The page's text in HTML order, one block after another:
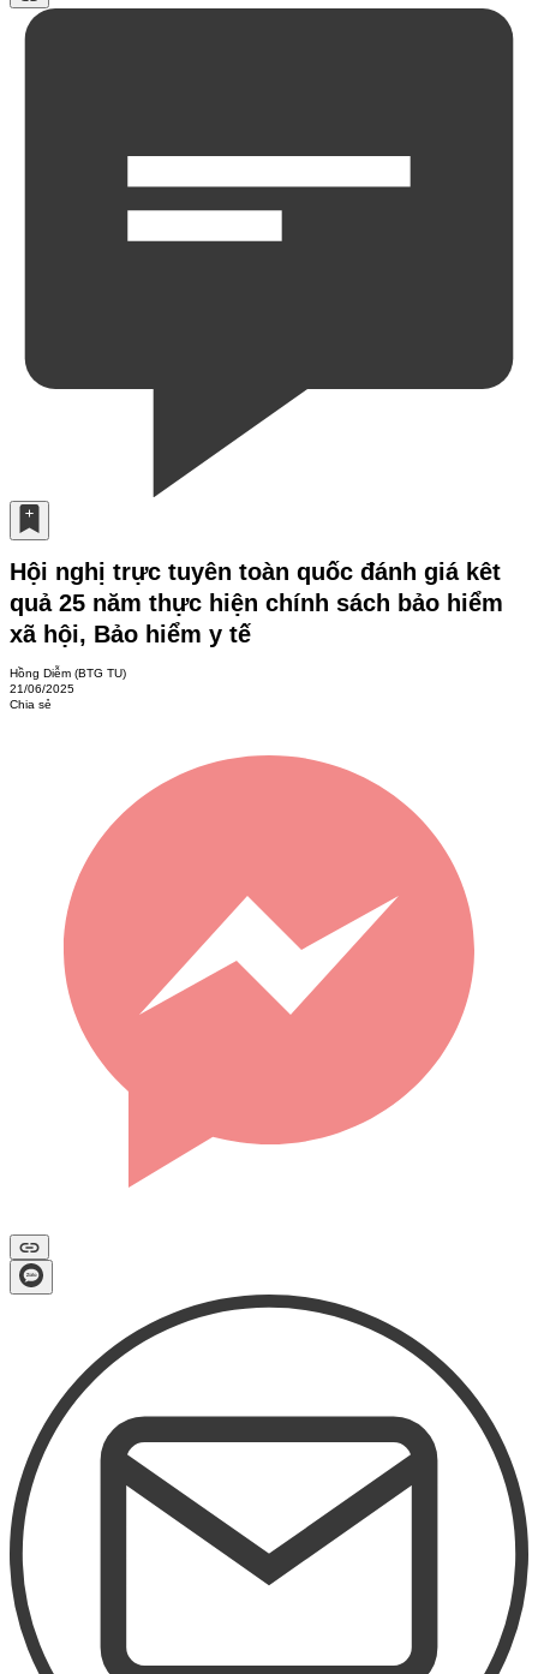
Hội nghị trực tuyên toàn quốc đánh giá kêt
quả 25 năm thực hiện chính sách bảo hiểm
xã hội, Bảo hiểm y tế
Hồng Diễm (BTG TU)
21/06/2025
Chia sẻ